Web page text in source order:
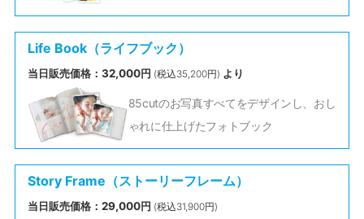
Life Book（ライフブック）
当日販売価格：32,000円 (税込35,200円) より
85cutのお写真すべてをデザインし、おし
ゃれに仕上げたフォトブック
Story Frame（ストーリーフレーム）
当日販売価格：29,000円 (税込31,900円)